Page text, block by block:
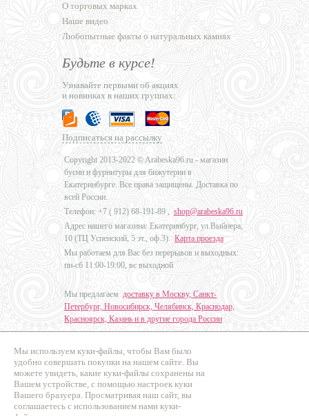
Мы используем куки-файлы, чтобы Вам было
удобно совершать покупки на нашем сайте. Вы
можете увидеть, какие куки-файлы сохранены на
Вашем устройстве, с помощью настроек куки
Вашего бразуера. Просматривая наш сайт, вы
соглашаетесь с использованием нами куки-
О торговых марках
Наше видео
Любопытные факты о натуральных камнях
Будьте в курсе!
Узнавайте первыми об акциях
и новинках в наших группах:
Подписаться на рассылку
Copyright 2013-2022 © Arabeska96.ru - магазин
бусин и фурнитуры для бижутерии в
Екатеринбурге. Все права защищены. Доставка по
всей России.
Телефон: +7 ( 912) 68-191-89 , shop@arabeska96.ru
Адрес нашего магазина: Екатеринбург, ул.Выйнера,
10 (ТЦ Успенский, 5 эт., оф.3). Карта проезда
Мы работаем для Вас без перерывов и выходных:
пн-сб 11:00-19:00, вс выходной
Мы предлагаем доставку в Москву, Санкт-
Петербург, Новосибирск, Челябинск, Краснодар,
Красноярск, Казань и в другие города России .
Дизайн - Наталья Мальцева
Продвижение сайтов
Промо Эксперт